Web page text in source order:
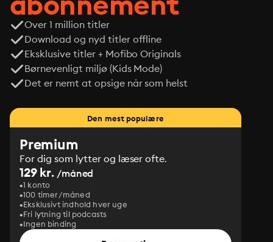
Over 1 million titler
Download og nyd titler offline
Eksklusive titler + Mofibo Originals
Børnevenligt miljø (Kids Mode)
Det er nemt at opsige når som helst
Den mest populære
Premium
For dig som lytter og læser ofte.
129 kr. /måned
1 konto
100 timer/måned
Eksklusivt indhold hver uge
Fri lytning til podcasts
Ingen binding